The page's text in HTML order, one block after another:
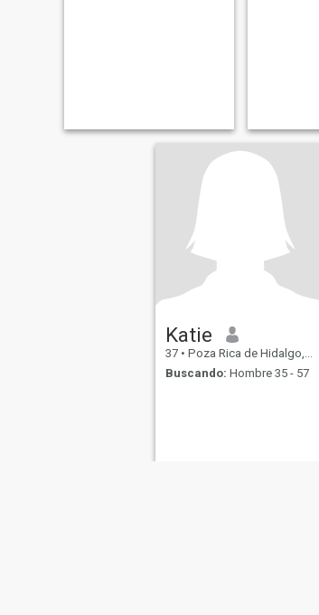
Katie
37 • Poza Rica de Hidalgo, Veracruz, México
Buscando: Hombre 35 - 57